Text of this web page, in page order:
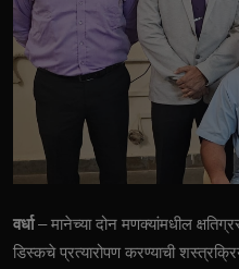
वर्धा– मानेच्या दोन मणक्यांमधील
डिस्कचे प्रत्यारोपण करण्याची